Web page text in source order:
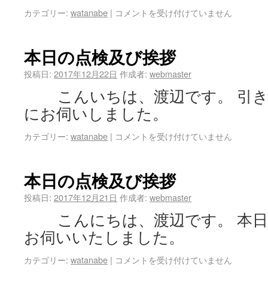
カテゴリー: watanabe | コメントを受け付けていません
本日の点検及び挨拶
投稿日: 2017年12月22日 作成者: webmaster
こんいちは、渡辺です。 引き
にお伺いしました。
カテゴリー: watanabe | コメントを受け付けていません
本日の点検及び挨拶
投稿日: 2017年12月21日 作成者: webmaster
こんにちは、渡辺です。 本日
お伺いいたしました。
カテゴリー: watanabe | コメントを受け付けていません